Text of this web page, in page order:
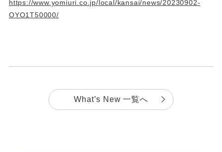
https://www.yomiuri.co.jp/local/kansai/news/20230902-
OYO1T50000/
What’s New 一覧へ